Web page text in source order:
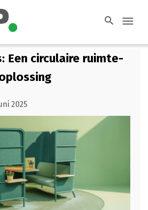
search
Een circulaire ruimte-
2025